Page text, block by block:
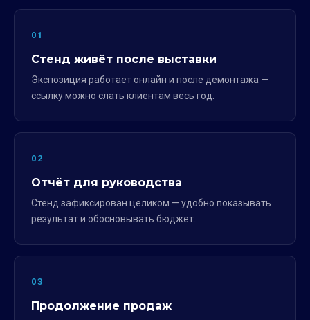
01
Стенд живёт после выставки
Экспозиция работает онлайн и после демонтажа —
ссылку можно слать клиентам весь год.
02
Отчёт для руководства
Стенд зафиксирован целиком — удобно показывать
результат и обосновывать бюджет.
03
Продолжение продаж